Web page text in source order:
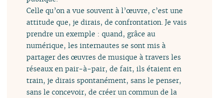
Celle qu’on a vue souvent à l’œuvre, c’est une
attitude que, je dirais, de confrontation. Je vais
prendre un exemple : quand, grâce au
numérique, les internautes se sont mis à
partager des œuvres de musique à travers les
réseaux en pair-à-pair, de fait, ils étaient en
train, je dirais spontanément, sans le penser,
sans le concevoir, de créer un commun de la